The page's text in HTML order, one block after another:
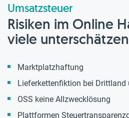
Umsatzsteuer
Risiken im Online
viele unterschätzen
Marktplatzhaftung
Lieferkettenfiktion bei Drittland
OSS keine Allzwecklösung
Plattformen